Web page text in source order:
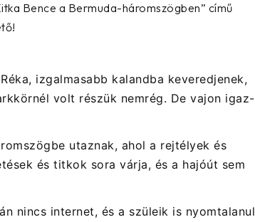
Bence a Bermuda-háromszögben” című
!
Réka, izgalmasabb kalandba keveredjenek,
volt részük nemrég. De vajon igaz-
utaznak, ahol a rejtélyek és
és titkok sora várja, és a hajóút sem
nincs internet, és a szüleik is nyomtalanul